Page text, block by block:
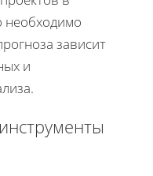
необходимо
зависит
и